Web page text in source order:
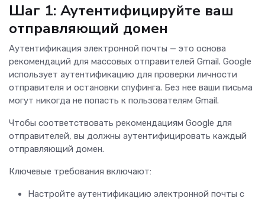
Шаг 1: Аутентифицируйте ваш
отправляющий домен
Аутентификация электронной почты — это основа
рекомендаций для массовых отправителей Gmail. Google
использует аутентификацию для проверки личности
отправителя и остановки спуфинга. Без нее ваши письма
могут никогда не попасть к пользователям Gmail.
Чтобы соответствовать рекомендациям Google для
отправителей, вы должны аутентифицировать каждый
отправляющий домен.
Ключевые требования включают:
Настройте аутентификацию электронной почты с